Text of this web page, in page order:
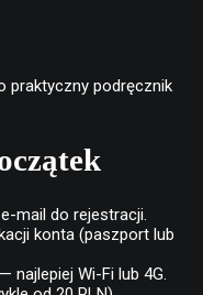
praktyczny podręcznik
mail do rejestracji.
konta (paszport lub
najlepiej Wi-Fi lub 4G.